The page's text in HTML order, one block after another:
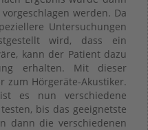
werden. Da
Untersuchungen
wird, dass ein
kann der Patient dazu
erhalten. Mit dieser
zum Hörgeräte-Akustiker.
es nun verschiedene
bis das geeignetste
dann die verschiedenen